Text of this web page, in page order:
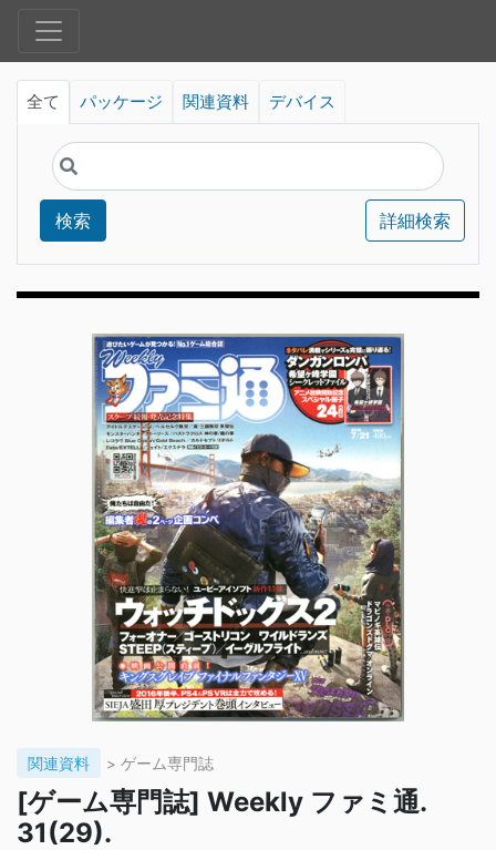
全て パッケージ 関連資料 デバイス
検索 詳細検索
関連資料 > ゲーム専門誌
[ゲーム専門誌] Weekly ファミ通.
31(29).